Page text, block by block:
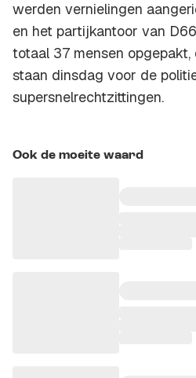
werden vernielingen
en het partijkantoor van
totaal 37 mensen
staan dinsdag voor de
supersnelrechtzittingen.
Ook de moeite waard